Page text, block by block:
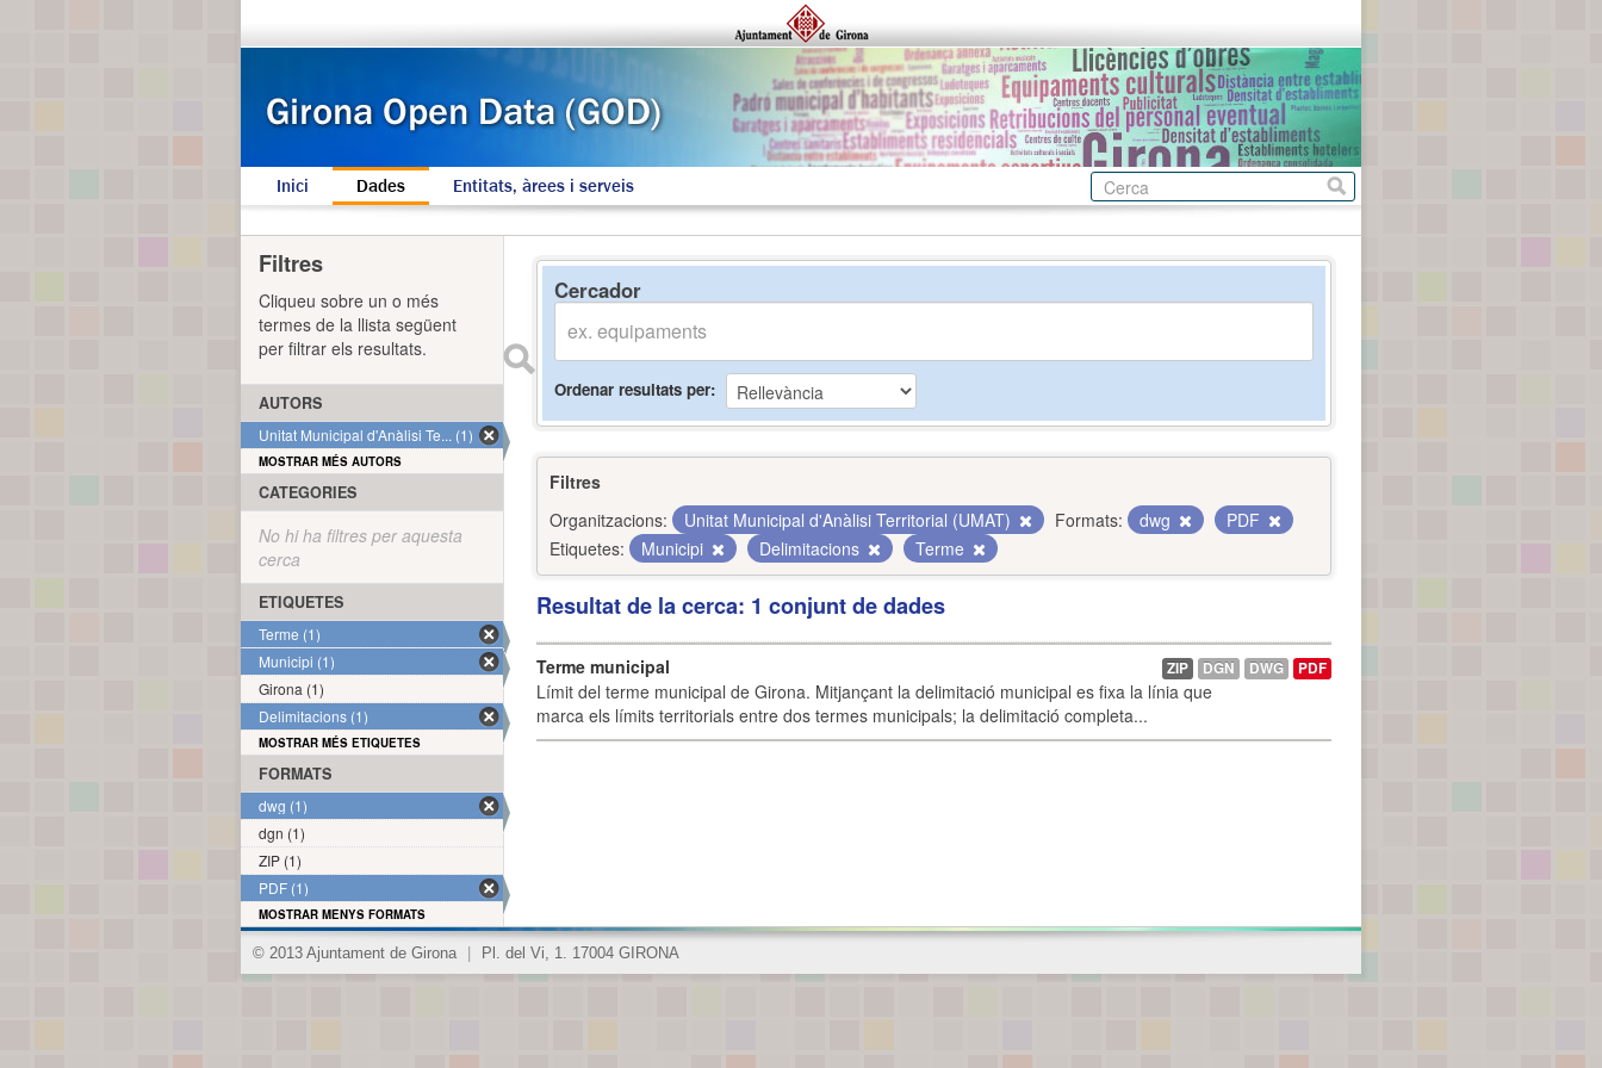
Inici Dades Entitats, àrees i serveis
Cercador
Ordenar resultats per
Filtres
Organitzacions:
Unitat Municipal d'Anàlisi Territorial (UMAT) Formats: dwg
PDF
Etiquetes:
Municipi Delimitacions Terme
Resultat de la cerca: 1 conjunt de dades
Terme municipal
Límit del terme municipal de Girona. Mitjançant la delimitació municipal es fixa la línia que
marca els límits territorials entre dos termes municipals; la delimitació completa...
ZIP DGN DWG PDF
Filtres
Cliqueu sobre un o més
termes de la llista següent
per filtrar els resultats.
AUTORS
Unitat Municipal d'Anàlisi Te... (1)
MOSTRAR MÉS AUTORS
CATEGORIES
No hi ha filtres per aquesta
cerca
ETIQUETES
Terme (1)
Municipi (1)
Girona (1)
Delimitacions (1)
MOSTRAR MÉS ETIQUETES
FORMATS
dwg (1)
dgn (1)
ZIP (1)
PDF (1)
MOSTRAR MENYS FORMATS
© 2013 Ajuntament de Girona Pl. del Vi, 1. 17004 GIRONA